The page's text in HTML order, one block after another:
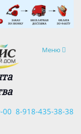
Навигация
Меню
8-918-435-38-38
00
×